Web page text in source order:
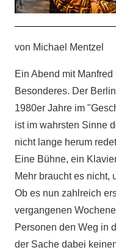
von Michael Mentzel
Ein Abend mit
Besonderes. Der
1980er Jahre im
ist im wahrsten Sinne
nicht lange herum
Eine Bühne, ein
Mehr braucht es nicht,
Ob es nun zahlreich
vergangenen
Personen den Weg in
der Sache dabei